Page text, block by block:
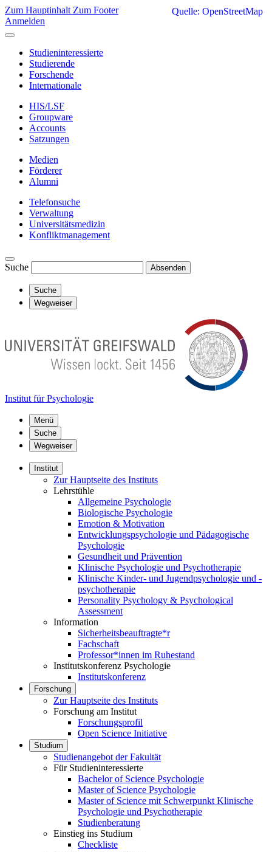
Zum Hauptinhalt Zum Footer
Anmelden
Studieninteressierte
Studierende
Forschende
Internationale
HIS/LSF
Groupware
Accounts
Satzungen
Medien
Förderer
Alumni
Telefonsuche
Verwaltung
Universitätsmedizin
Konfliktmanagement
Suche Absenden
Suche
Wegweiser
Institut für Psychologie
Menü
Suche
Wegweiser
Institut
Zur Hauptseite des Instituts
Lehrstühle
Allgemeine Psychologie
Biologische Psychologie
Emotion & Motivation
Entwicklungspsychologie und Pädagogische
Psychologie
Gesundheit und Prävention
Klinische Psychologie und Psychotherapie
Klinische Kinder- und Jugendpsychologie und -
psychotherapie
Personality Psychology & Psychological
Assessment
Information
Sicherheitsbeauftragte*r
Fachschaft
Professor*innen im Ruhestand
Institutskonferenz Psychologie
Institutskonferenz
Forschung
Zur Hauptseite des Instituts
Forschung am Institut
Forschungsprofil
Open Science Initiative
Studium
Studienangebot der Fakultät
Für Studieninteressierte
Bachelor of Science Psychologie
Master of Science Psychologie
Master of Science mit Schwerpunkt Klinische
Psychologie und Psychotherapie
Studienberatung
Einstieg ins Studium
Checkliste
Quelle: OpenStreetMap